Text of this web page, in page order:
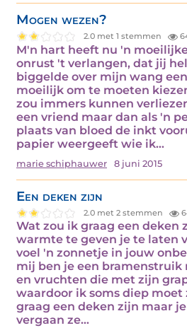
Mogen wezen?
2.0 met 1 stemmen
M'n hart heeft nu 'n
onrust 't verlangen, dat jij
biggelde over mijn wang
moeilijk om te moeten
zou immers kunnen
een vriend maar dan als 'n
plaats van bloed de inkt
papier weergeeft wie ik…
marie schiphauwer 8 juni 2015
Een deken zijn
2.0 met 2 stemmen
Wat zou ik graag een deken
warmte te geven je te laten
voel 'n zonnetje in jouw
mij ben je een
en vruchten die met zijn
waardoor ik soms diep moet
graag een deken zijn maar
vergaan ze…